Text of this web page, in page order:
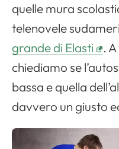
quelle mura
telenovele
grande di Elasti
.
chiediamo se
bassa e quella
davvero un giusto